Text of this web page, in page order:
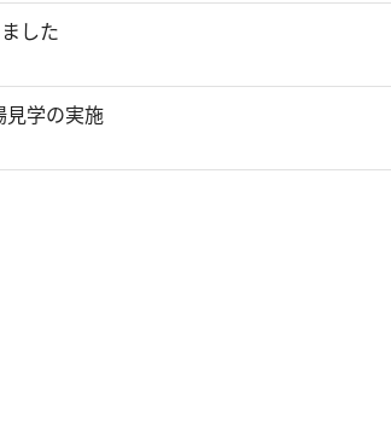
した
見学の実施